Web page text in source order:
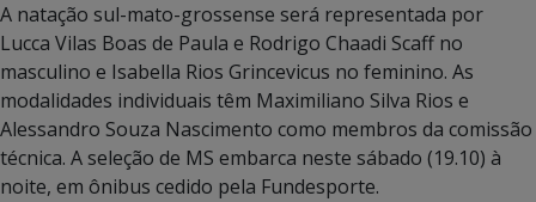
A natação sul-mato-grossense será representada por
Lucca Vilas Boas de Paula e Rodrigo Chaadi Scaff no
masculino e Isabella Rios Grincevicus no feminino. As
modalidades individuais têm Maximiliano Silva Rios e
Alessandro Souza Nascimento como membros da comissão
técnica. A seleção de MS embarca neste sábado (19.10) à
noite, em ônibus cedido pela Fundesporte.